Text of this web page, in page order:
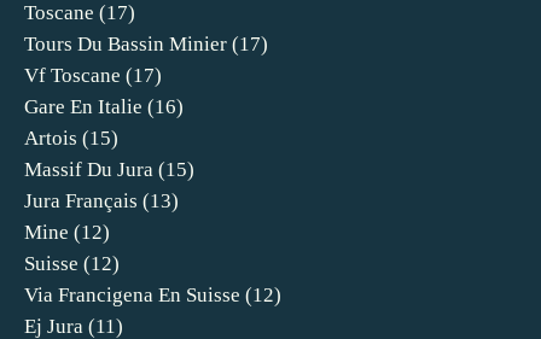
Toscane (17)
Tours Du Bassin Minier (17)
Vf Toscane (17)
Gare En Italie (16)
Artois (15)
Massif Du Jura (15)
Jura Français (13)
Mine (12)
Suisse (12)
Via Francigena En Suisse (12)
Ej Jura (11)